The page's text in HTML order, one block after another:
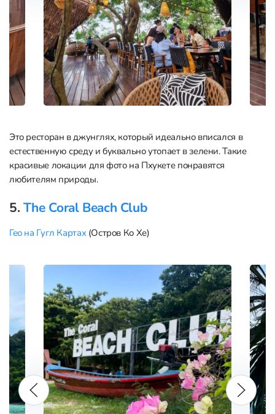
Это ресторан в джунглях, который идеально вписался в
естественную среду и буквально утопает в зелени. Такие
красивые локации для фото на Пхукете понравятся
любителям природы.
5.The Coral Beach Club
Гео на Гугл Картах(Остров Ко Хе)